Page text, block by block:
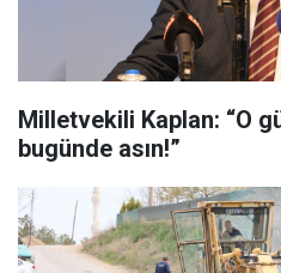
Milletvekili Kaplan: “O
bugünde asın!”